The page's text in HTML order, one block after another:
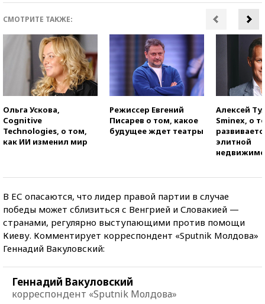
СМОТРИТЕ ТАКЖЕ:
Ольга Ускова,
Cognitive
Technologies, о том,
как ИИ изменил мир
Режиссер Евгений
Писарев о том, какое
будущее ждет театры
Алексей
Sminex, о
элитной
В ЕС опасаются, что лидер правой партии в случае
победы может сблизиться с Венгрией и Словакией —
странами, регулярно выступающими против помощи
Киеву. Комментирует корреспондент «Sputnik Молдова»
Геннадий Вакуловский:
Геннадий Вакуловский
корреспондент «Sputnik Молдова»